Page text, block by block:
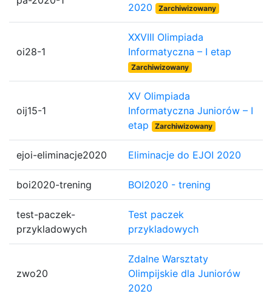
2020
Zarchiwizowany
oi28-1
XXVIII Olimpiada
Informatyczna – I etap
Zarchiwizowany
oij15-1
XV Olimpiada
Informatyczna Juniorów – I
etap
Zarchiwizowany
ejoi-eliminacje2020 Eliminacje do EJOI 2020
boi2020-trening BOI2020 - trening
test-paczek-
przykladowych
Test paczek
przykladowych
zwo20
Zdalne Warsztaty
Olimpijskie dla Juniorów
2020